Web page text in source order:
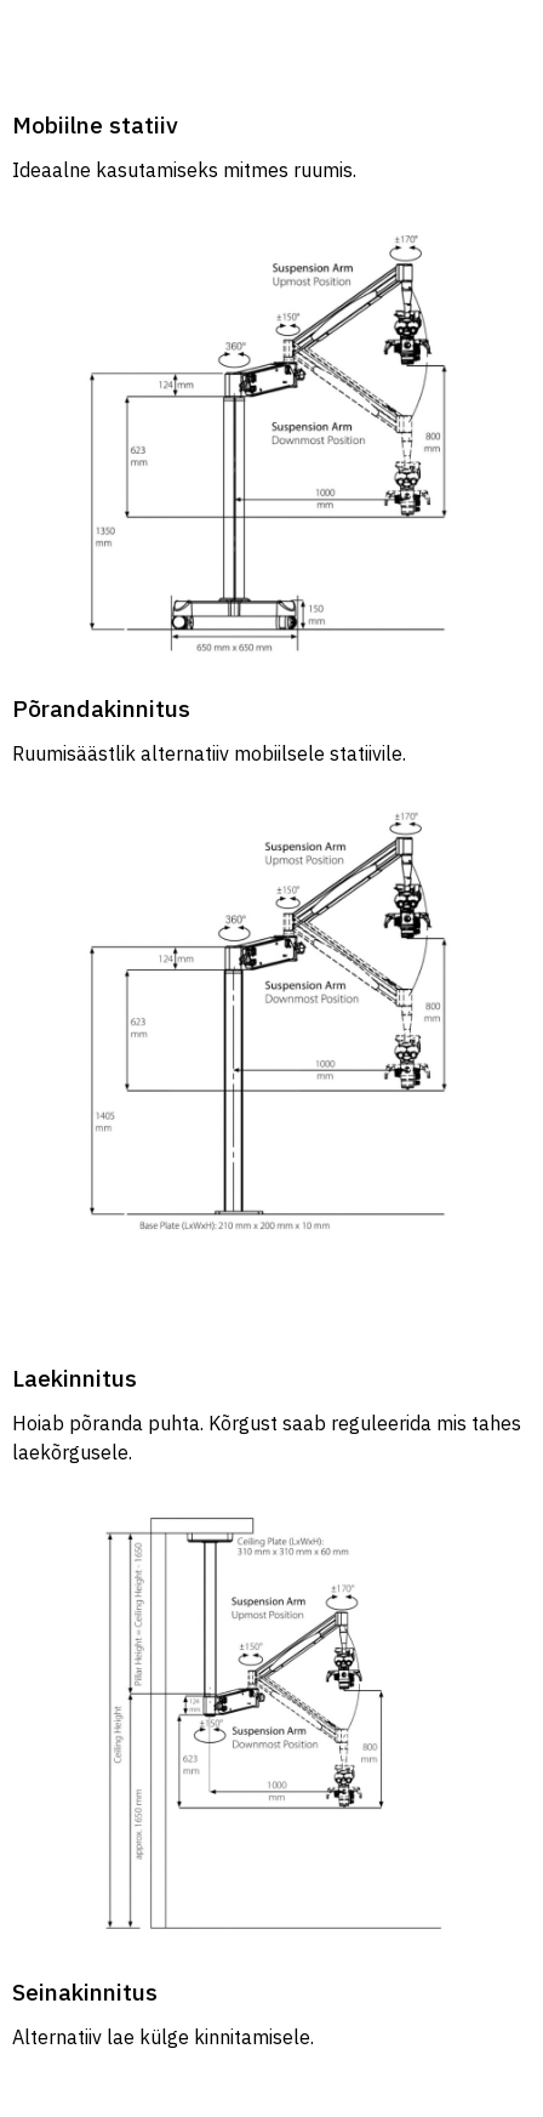
Mobiilne statiiv
Ideaalne kasutamiseks mitmes ruumis.
Põrandakinnitus
Ruumisäästlik alternatiiv mobiilsele statiivile.
Laekinnitus
Hoiab põranda puhta. Kõrgust saab reguleerida mis tahes
laekõrgusele.
Seinakinnitus
Alternatiiv lae külge kinnitamisele.